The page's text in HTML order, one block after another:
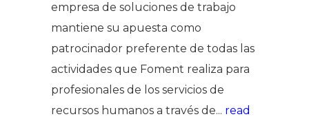
empresa de soluciones de trabajo
mantiene su apuesta como
patrocinador preferente de todas las
actividades que Foment realiza para
profesionales de los servicios de
recursos humanos a través de... read